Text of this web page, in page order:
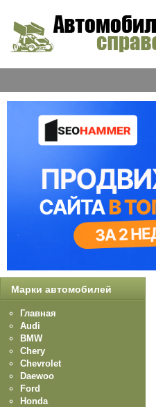
Марки автомобилей
Главная
Audi
BMW
Chery
Chevrolet
Daewoo
Ford
Honda